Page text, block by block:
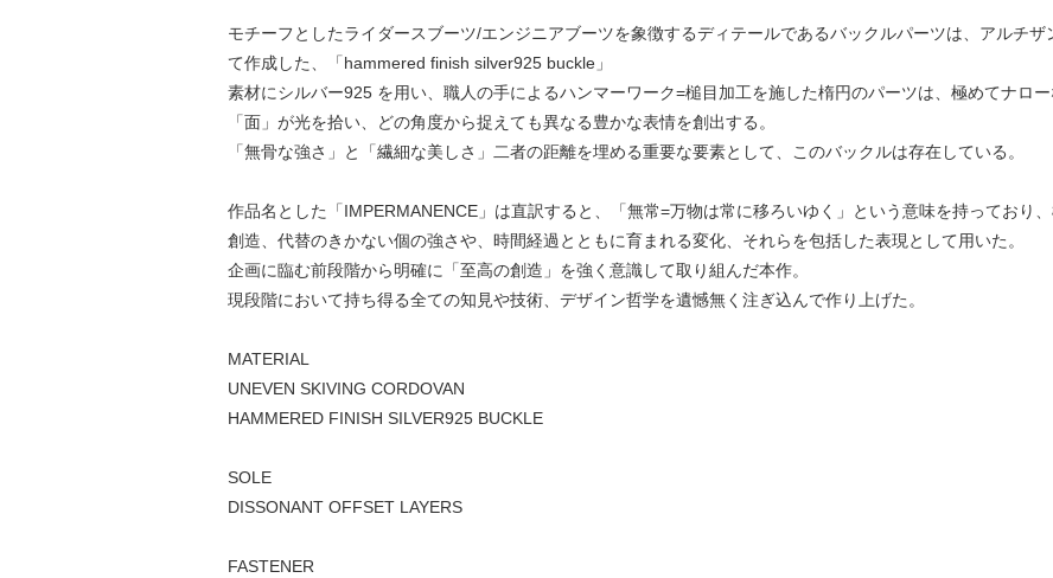
モチーフとしたライダースブーツ/エンジニアブーツを象徴するディテールであるバックルパーツは、アルチ
て作成した、「hammered finish silver925 buckle」
素材にシルバー925 を⽤い、職⼈の⼿によるハンマーワーク=槌⽬加⼯を施した楕円のパーツは、極めてナロ
「⾯」が光を拾い、どの⾓度から捉えても異なる豊かな表情を創出する。
「無⾻な強さ」と「繊細な美しさ」⼆者の距離を埋める重要な要素として、このバックルは存在している。
作品名とした「IMPERMANENCE」は直訳すると、「無常=万物は常に移ろいゆく」という意味を持っており
創造、代替のきかない個の強さや、時間経過とともに育まれる変化、それらを包括した表現として⽤いた。
企画に臨む前段階から明確に「⾄⾼の創造」を強く意識して取り組んだ本作。
現段階において持ち得る全ての知⾒や技術、デザイン哲学を遺憾無く注ぎ込んで作り上げた。
MATERIAL
UNEVEN SKIVING CORDOVAN
HAMMERED FINISH SILVER925 BUCKLE
SOLE
DISSONANT OFFSET LAYERS
FASTENER